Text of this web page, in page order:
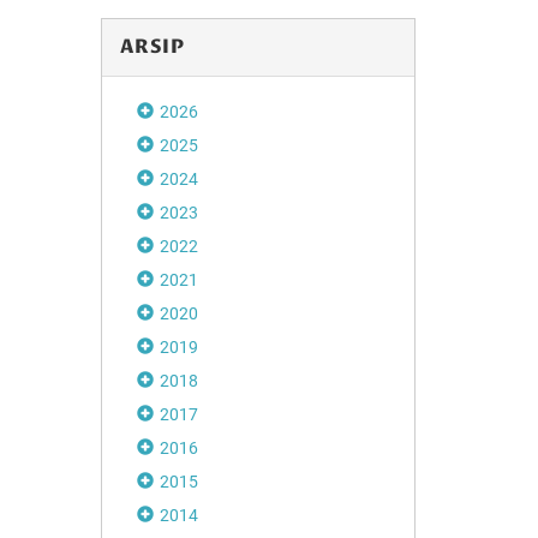
Disdikbud
ARSIP
2026
2025
2024
2023
2022
2021
2020
2019
2018
2017
2016
2015
2014